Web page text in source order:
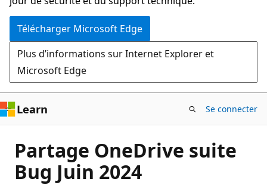
Télécharger Microsoft Edge
Plus d’informations sur Internet Explorer et
Microsoft Edge
Learn Se connecter
Partage OneDrive suite
Bug Juin 2024